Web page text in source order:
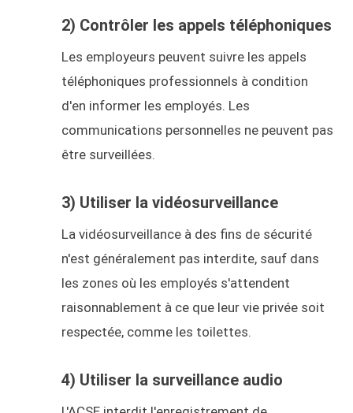
2) Contrôler les appels téléphoniques
Les employeurs peuvent suivre les appels
téléphoniques professionnels à condition
d'en informer les employés. Les
communications personnelles ne peuvent pas
être surveillées.
3) Utiliser la vidéosurveillance
La vidéosurveillance à des fins de sécurité
n'est généralement pas interdite, sauf dans
les zones où les employés s'attendent
raisonnablement à ce que leur vie privée soit
respectée, comme les toilettes.
4) Utiliser la surveillance audio